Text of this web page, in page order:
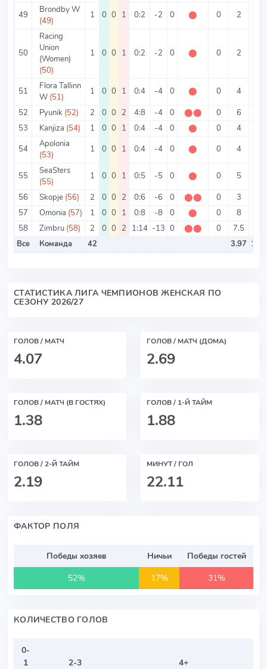
49
Brondby W
(49)
1 0 0 1 0:2 -2 0 ⬤ 0 2
50
Racing
Union
(Women)
(50)
1 0 0 1 0:2 -2 0 ⬤ 0 2
51
Flora Tallinn
W (51)
1 0 0 1 0:4 -4 0 ⬤ 0 4
52
Pyunik (52) 2 0 0 2 4:8 -4 0 ⬤⬤ 0 6
53
Kanjiza (54) 1 0 0 1 0:4 -4 0 ⬤ 0 4
54
Apolonia
(53)
1 0 0 1 0:4 -4 0 ⬤ 0 4
55
SeaSters
(55)
1 0 0 1 0:5 -5 0 ⬤ 0 5
56
Skopje (56) 2 0 0 2 0:6 -6 0 ⬤⬤ 0 3
57
Omonia (57) 1 0 0 1 0:8 -8 0 ⬤ 0 8
58
Zimbru (58) 2 0 0 2 1:14 -13 0 ⬤⬤ 0 7.5
Все
Команда 42 3.97 1.97
СТАТИСТИКА ЛИГА ЧЕМПИОНОВ ЖЕНСКАЯ ПО
СЕЗОНУ 2026/27
ГОЛОВ / МАТЧ
4.07
ГОЛОВ / МАТЧ (ДОМА)
2.69
ГОЛОВ / МАТЧ (В ГОСТЯХ)
1.38
ГОЛОВ / 1-Й ТАЙМ
1.88
ГОЛОВ / 2-Й ТАЙМ
2.19
МИНУТ / ГОЛ
22.11
ФАКТОР ПОЛЯ
Победы хозяев Ничьи
Победы гостей
52%
17% 31%
КОЛИЧЕСТВО ГОЛОВ
0-
1
2-3
4+